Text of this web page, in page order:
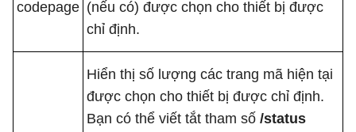
codepage (nếu có) được chọn cho thiết bị được
chỉ định.
Hiển thị số lượng các trang mã hiện tại
được chọn cho thiết bị được chỉ định.
Bạn có thể viết tắt tham số /status